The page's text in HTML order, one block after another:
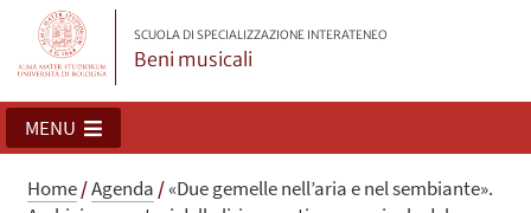
SCUOLA DI SPECIALIZZAZIONE INTERATENEO
Beni musicali
MENU
Home/Agenda /«Due gemelle nell’aria e nel sembiante».